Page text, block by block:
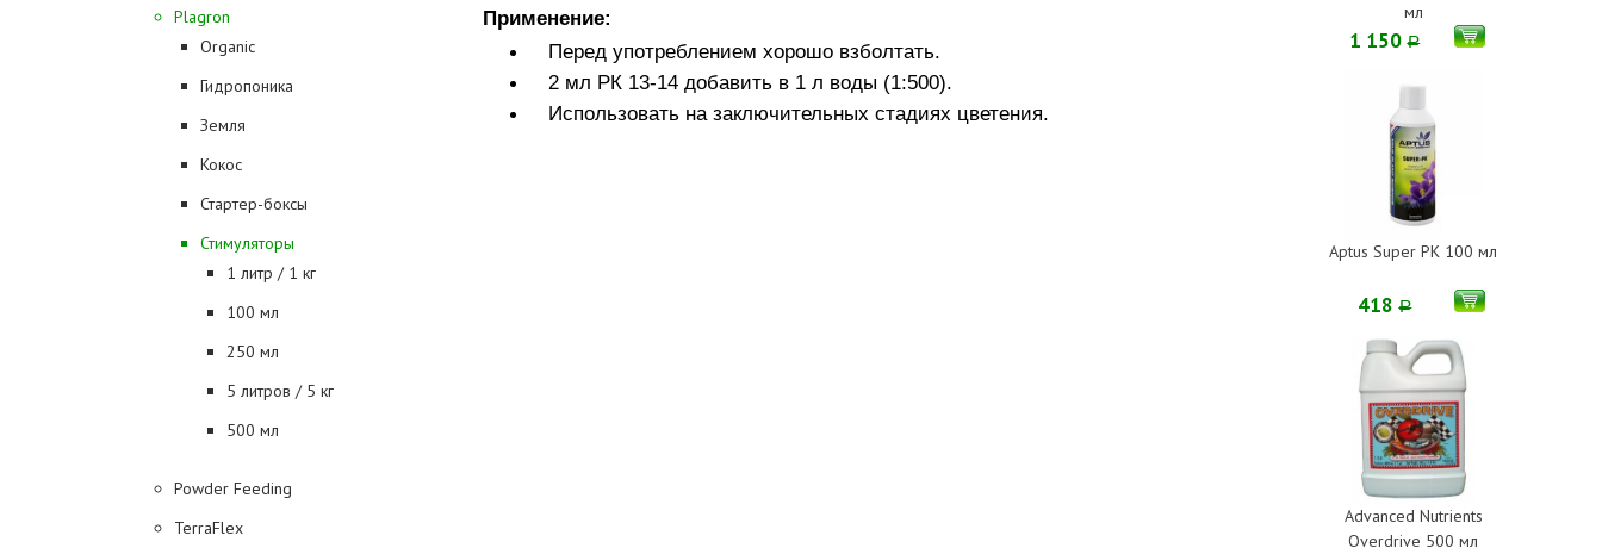
Plagron
Organic
Гидропоника
Земля
Кокос
Стартер-боксы
Стимуляторы
1 литр / 1 кг
100 мл
250 мл
5 литров / 5 кг
500 мл
Powder Feeding
TerraFlex
мл
1 150Р
Aptus Super PK 100 мл
418Р
Advanced Nutrients
Overdrive 500 мл
Применение:
Перед употреблением хорошо взболтать.
2 мл РК 13-14 добавить в 1 л воды (1:500).
Использовать на заключительных стадиях цветения.